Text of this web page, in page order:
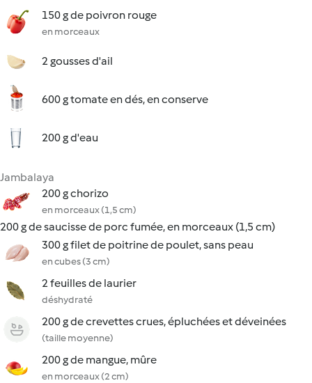
150 g de poivron rouge
en morceaux
2 gousses d'ail
600 g tomate en dés, en conserve
200 g d'eau
Jambalaya
200 g chorizo
en morceaux (1,5 cm)
200 g de saucisse de porc fumée, en morceaux (1,5 cm)
300 g filet de poitrine de poulet, sans peau
en cubes (3 cm)
2 feuilles de laurier
déshydraté
200 g de crevettes crues, épluchées et déveinées
(taille moyenne)
200 g de mangue, mûre
en morceaux (2 cm)